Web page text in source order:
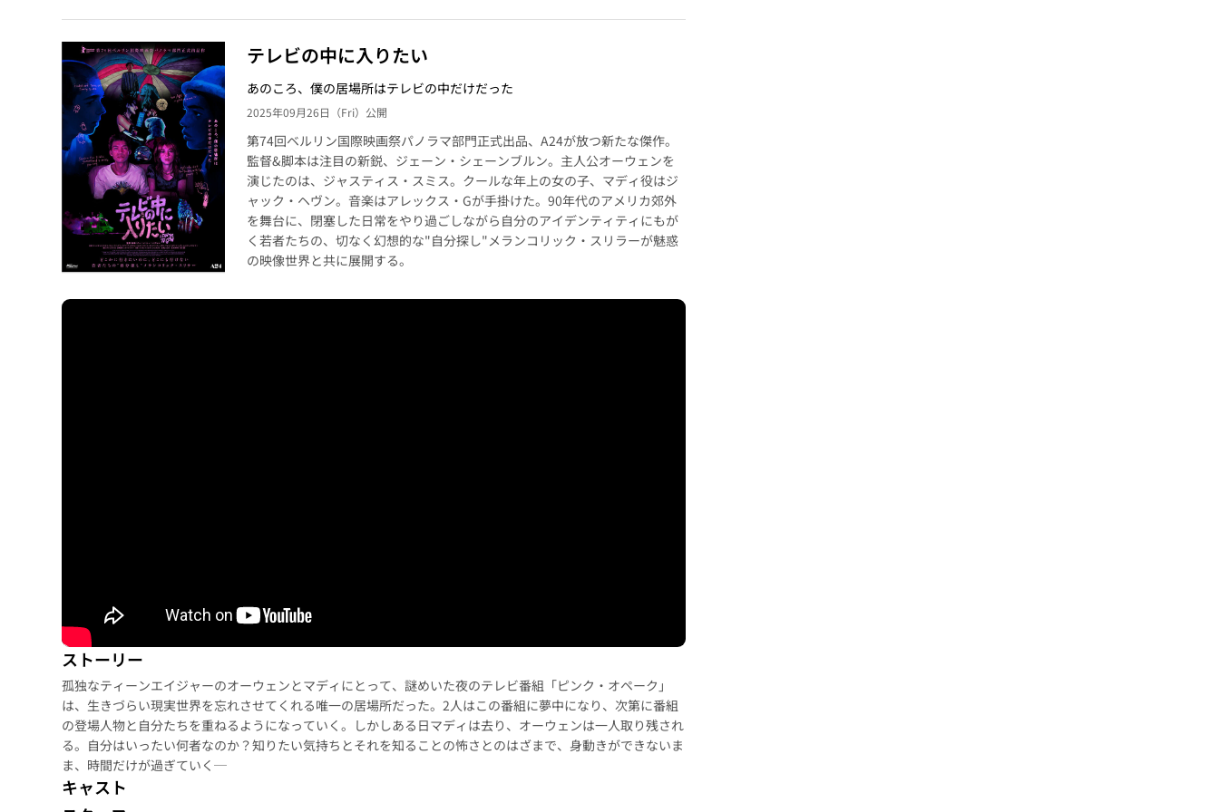
テレビの中に入りたい
あのころ、僕の居場所はテレビの中だけだった
2025年09月26日（Fri）公開
第74回ベルリン国際映画祭パノラマ部門正式出品、A24が放つ新たな傑作。
監督&脚本は注目の新鋭、ジェーン・シェーンブルン。主人公オーウェンを
演じたのは、ジャスティス・スミス。クールな年上の女の子、マディ役はジ
ャック・ヘヴン。音楽はアレックス・Gが手掛けた。90年代のアメリカ郊外
を舞台に、閉塞した日常をやり過ごしながら自分のアイデンティティにもが
く若者たちの、切なく幻想的な"自分探し"メランコリック・スリラーが魅惑
の映像世界と共に展開する。
ストーリー
孤独なティーンエイジャーのオーウェンとマディにとって、謎めいた夜のテレビ番組「ピンク・オペーク」
は、生きづらい現実世界を忘れさせてくれる唯一の居場所だった。2人はこの番組に夢中になり、次第に番組
の登場人物と自分たちを重ねるようになっていく。しかしある日マディは去り、オーウェンは一人取り残され
る。自分はいったい何者なのか？知りたい気持ちとそれを知ることの怖さとのはざまで、身動きができないま
ま、時間だけが過ぎていく─
キャスト